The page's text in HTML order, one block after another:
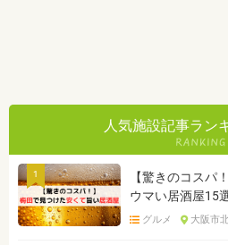
人気施設記事ラン
1
【驚きのコスパ
ウマい居酒屋15
グルメ 大阪市